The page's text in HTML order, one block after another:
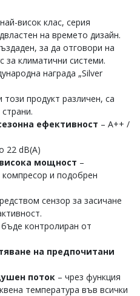
най-висок клас, серия
на времето дизайн.
за да отговори на
за климатични системи.
награда „Silver
този продукт различен, са
ефективност – А++ /
22 dB(A)
мощност –
и подобрен
сензор за засичане
контролиран от
на предпочитани
поток – чрез функция
температура във всички